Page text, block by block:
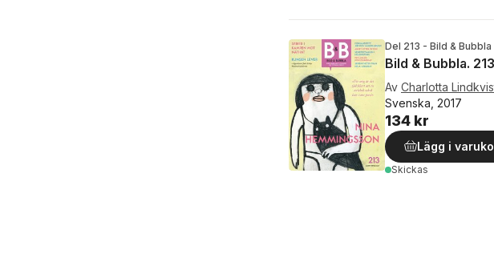
Del 213 - Bild & Bubbla
Bild & Bubbla. 213
Av Charlotta
Svenska, 2017
134 kr
Lägg i
Skickas